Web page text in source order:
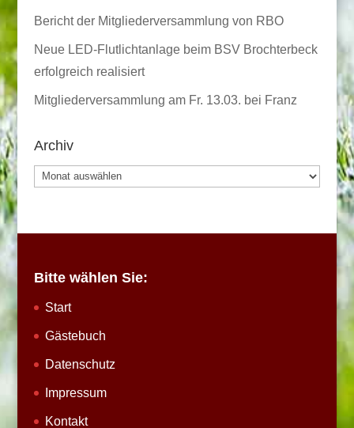
Bericht der Mitgliederversammlung von RBO
Neue LED-Flutlichtanlage beim BSV Brochterbeck
erfolgreich realisiert
Mitgliederversammlung am Fr. 13.03. bei Franz
Archiv
Archiv
Bitte wählen Sie:
Start
Gästebuch
Datenschutz
Impressum
Kontakt